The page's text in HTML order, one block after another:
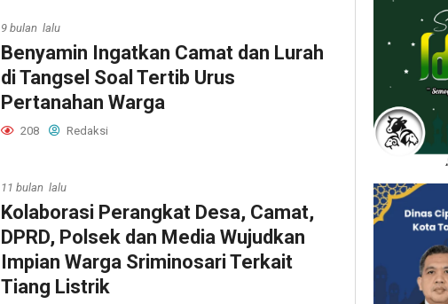
9 bulan lalu
Benyamin Ingatkan Camat dan Lurah
di Tangsel Soal Tertib Urus
Pertanahan Warga
208 Redaksi
11 bulan lalu
Kolaborasi Perangkat Desa, Camat,
DPRD, Polsek dan Media Wujudkan
Impian Warga Sriminosari Terkait
Tiang Listrik